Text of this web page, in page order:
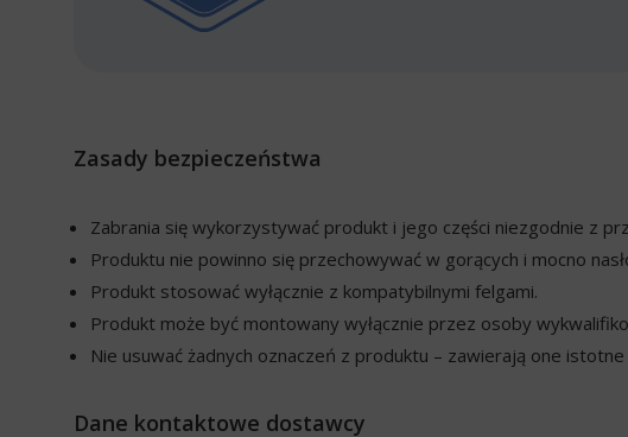
Zasady bezpieczeństwa
Zabrania się wykorzystywać produkt i jego części niezgodnie z
Produktu nie powinno się przechowywać w gorących i mocno
Produkt stosować wyłącznie z kompatybilnymi felgami.
Produkt może być montowany wyłącznie przez osoby
Nie usuwać żadnych oznaczeń z produktu – zawierają one
Dane kontaktowe dostawcy